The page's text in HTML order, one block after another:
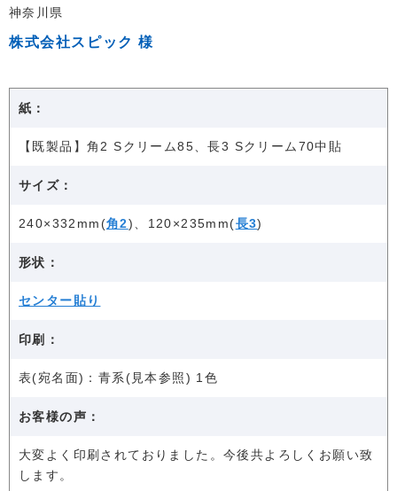
神奈川県
株式会社スピック 様
紙：
【既製品】角2 Sクリーム85、長3 Sクリーム70中貼
サイズ：
240×332mm(角2)、120×235mm(長3)
形状：
センター貼り
印刷：
表(宛名面)：青系(見本参照) 1色
お客様の声：
大変よく印刷されておりました。今後共よろしくお願い致
します。